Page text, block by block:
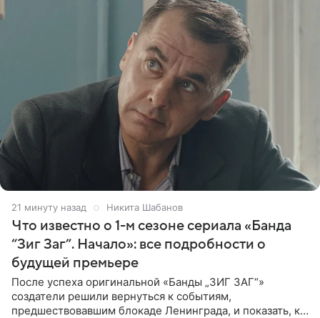
21 минуту назад Никита Шабанов
Что известно о 1-м сезоне сериала «Банда
“Зиг Заг”. Начало»: все подробности о
будущей премьере
После успеха оригинальной «Банды „ЗИГ ЗАГ“»
создатели решили вернуться к событиям,
предшествовавшим блокаде Ленинграда, и показать, как